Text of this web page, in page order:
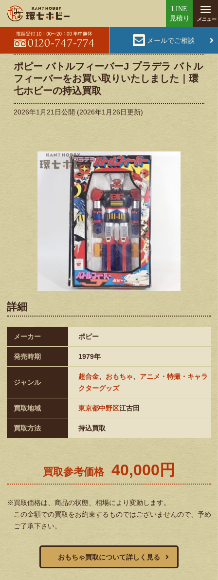
メールでご相談
ポピー バトルフィーバーJ プラデラ バトル
フィーバーをお買い取りいたしました｜環
七ホビーの持込買取
2026年1月21日公開 (2026年1月26日更新)
詳細
メーカー ポピー
発売時期 1979年
ジャンル
超合金、 おもちゃ、 アニメ・特撮・キャラ
クターグッズ
買取地域 東京都中野区江古田
買取方法 持込買取
買取参考価格 40,000円
※買取価格は、商品の状態、相場により変動します。
この金額での買取をお約束するものではございませんので、予め
ご了承下さい。
おもちゃ買取について詳しく見る